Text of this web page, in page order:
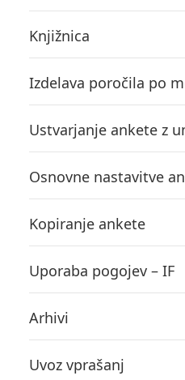
Knjižnica
Izdelava poročila po
Ustvarjanje ankete z
Osnovne nastavitve
Kopiranje ankete
Uporaba pogojev – IF
Arhivi
Uvoz vprašanj